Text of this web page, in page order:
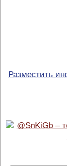
Разместить